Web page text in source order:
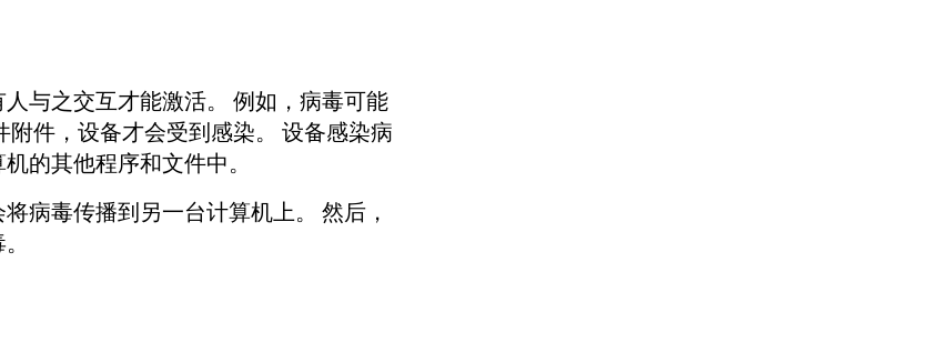
与之交互才能激活。 例如，病毒可能
件，设备才会受到感染。 设备感染病
的其他程序和文件中。
病毒传播到另一台计算机上。 然后，